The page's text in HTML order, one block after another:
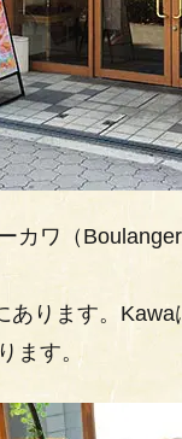
カワ（
ります。
ます。